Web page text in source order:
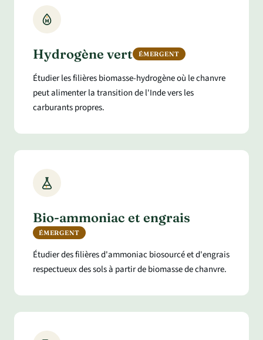
Hydrogène vert ÉMERGENT
Étudier les filières biomasse-hydrogène où le chanvre
peut alimenter la transition de l'Inde vers les
carburants propres.
Bio-ammoniac et engrais
ÉMERGENT
Étudier des filières d'ammoniac biosourcé et d'engrais
respectueux des sols à partir de biomasse de chanvre.